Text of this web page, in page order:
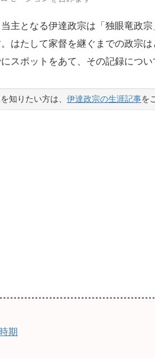
主となる伊達政宗は「独眼竜政
はたして家督を継ぐまでの政宗
スポットをあて、その記録につい
知りたい方は、 伊達政宗の生涯記事を
期